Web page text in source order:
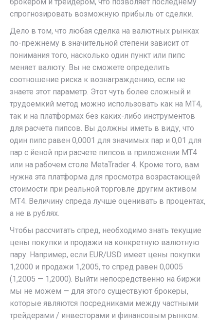
спрогнозировать возможную прибыль от сделки.
Дело в том, что любая сделка на валютных рынках
по-прежнему в значительной степени зависит от
понимания того, насколько один пункт или пипс
меняет валюту. Вы не сможете определить
соотношение риска к вознаграждению, если не
знаете этот параметр. Этот чуть более сложный и
трудоемкий метод можно использовать как на МТ4,
так и на платформах без каких-либо инструментов
для расчета пипсов. Вы должны иметь в виду, что
один пипс равен 0,0001 для значимых пар и 0,01 для
пар с йеной при расчете пипсов в приложении MT4
или на рабочем столе MetaTrader 4. Кроме того, вам
нужна эта платформа для просмотра возрастающей
стоимости при реальной торговле другим активом
MT4. Величину спреда лучше оценивать в процентах,
а не в рублях.
Чтобы рассчитать спред, необходимо знать текущие
цены покупки и продажи на конкретную валютную
пару. Например, если EUR/USD имеет цены покупки
1,2000 и продажи 1,2005, то спред равен 0,0005
(1,2005 — 1,2000). Выйти непосредственно на биржи
мы не можем — для этого существуют брокеры,
которые являются посредниками между частными
трейдерами / инвесторами и финансовым рынком.